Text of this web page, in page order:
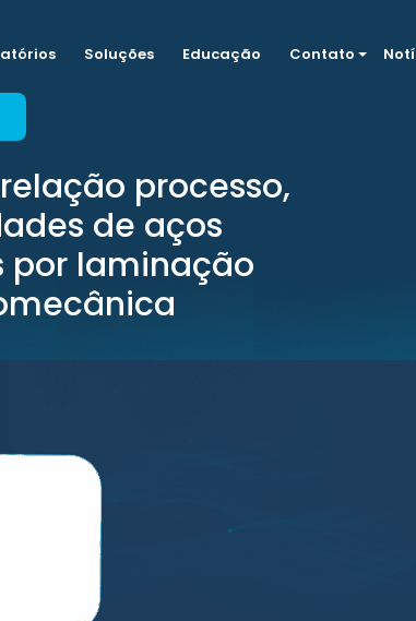
Soluções Educação Contato
processo,
de aços
por laminação